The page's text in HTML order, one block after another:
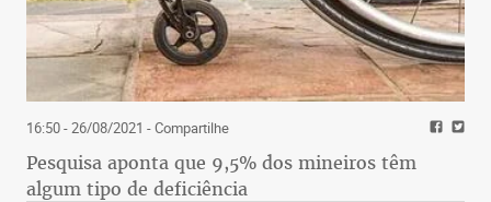
16:50 - 26/08/2021 - Compartilhe
Pesquisa aponta que 9,5% dos mineiros têm
algum tipo de deficiência